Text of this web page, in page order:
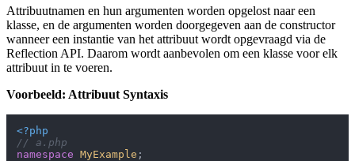
Attribuutnamen en hun argumenten worden opgelost naar een
klasse, en de argumenten worden doorgegeven aan de constructor
wanneer een instantie van het attribuut wordt opgevraagd via de
Reflection API. Daarom wordt aanbevolen om een klasse voor elk
attribuut in te voeren.
Voorbeeld: Attribuut Syntaxis
<?php
// a.php
namespace MyExample ;